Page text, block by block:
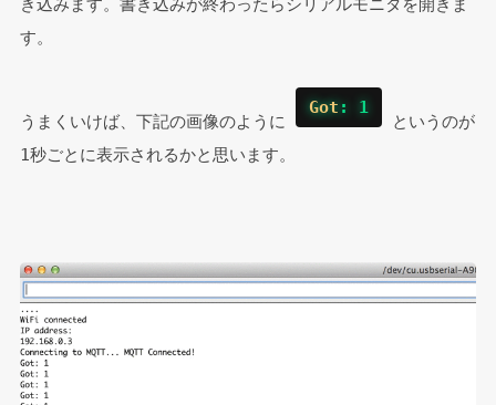
き込みます。書き込みが終わったらシリアルモニタを開きま
す。
うまくいけば、下記の画像のように
Got : 1
というのが
1秒ごとに表示されるかと思います。